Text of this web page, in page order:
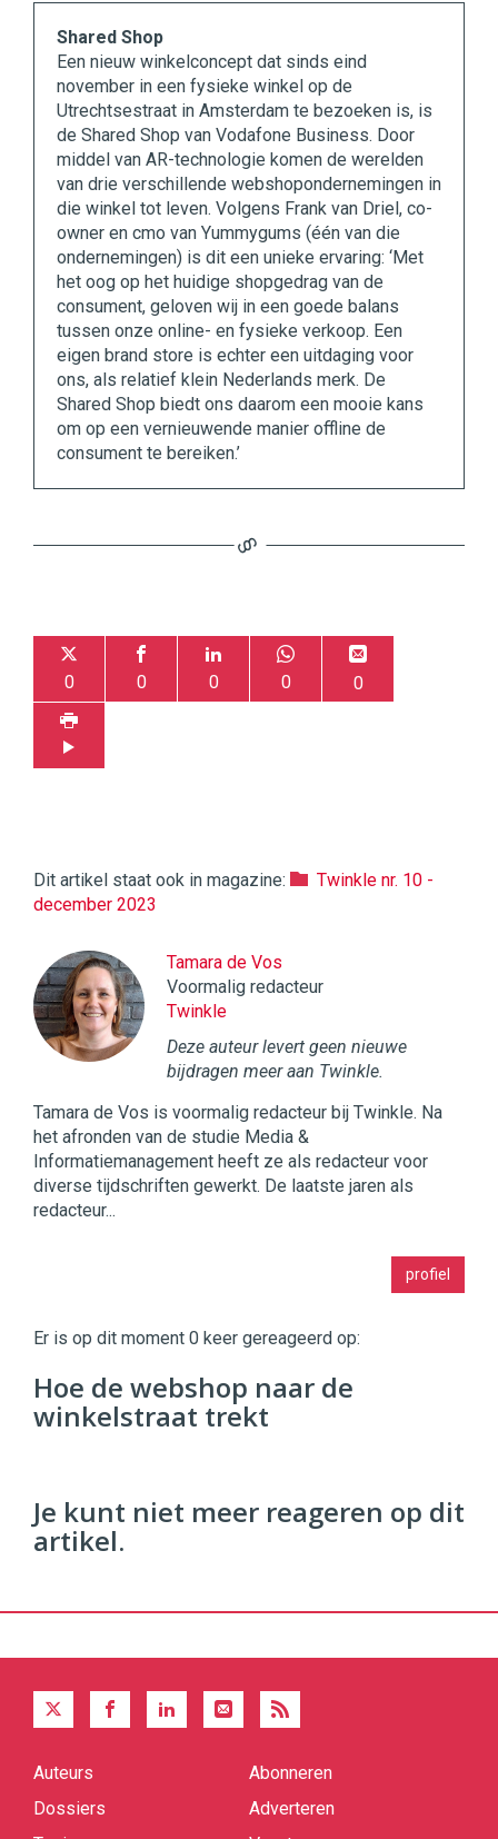
Shared Shop
Een nieuw winkelconcept dat sinds eind
november in een fysieke winkel op de
Utrechtsestraat in Amsterdam te bezoeken is, is
de Shared Shop van Vodafone Business. Door
middel van AR-technologie komen de werelden
van drie verschillende webshopondernemingen in
die winkel tot leven. Volgens Frank van Driel, co-
owner en cmo van Yummygums (één van die
ondernemingen) is dit een unieke ervaring: ‘Met
het oog op het huidige shopgedrag van de
consument, geloven wij in een goede balans
tussen onze online- en fysieke verkoop. Een
eigen brand store is echter een uitdaging voor
ons, als relatief klein Nederlands merk. De
Shared Shop biedt ons daarom een mooie kans
om op een vernieuwende manier offline de
consument te bereiken.’
0 0 0 0 0
Dit artikel staat ook in magazine:
Twinkle nr. 10 -
december 2023
Tamara de Vos
Voormalig redacteur
Twinkle
Deze auteur levert geen nieuwe
bijdragen meer aan Twinkle.
Tamara de Vos is voormalig redacteur bij Twinkle. Na
het afronden van de studie Media &
Informatiemanagement heeft ze als redacteur voor
diverse tijdschriften gewerkt. De laatste jaren als
redacteur...
profiel
Commerce https://twinklemagazine.nl
96 54
Er is op dit moment 0 keer gereageerd op:
Hoe de webshop naar de
winkelstraat trekt
Je kunt niet meer reageren op dit
artikel.
Quick
Auteurs
Dossiers
Abonneren
Adverteren